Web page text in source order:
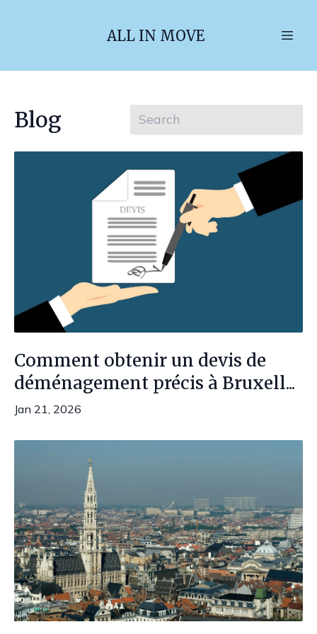
ALL IN MOVE
Blog
Comment obtenir un devis de
déménagement précis à Bruxell...
Jan 21, 2026